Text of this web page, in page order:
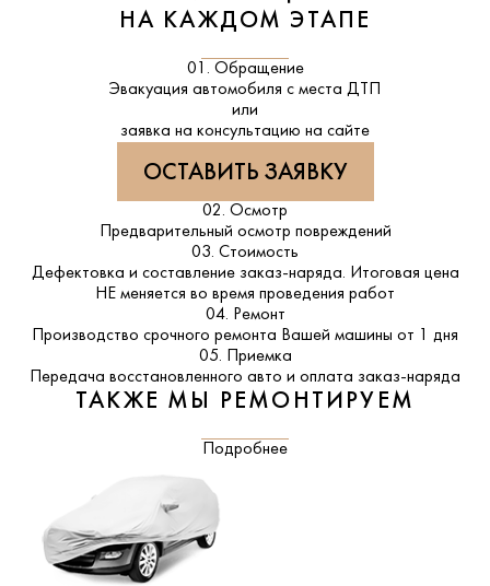
НА КАЖДОМ ЭТАПЕ
01. Обращение
Эвакуация автомобиля с места ДТП
или
заявка на консультацию на сайте
ОСТАВИТЬ ЗАЯВКУ
02. Осмотр
Предварительный осмотр повреждений
03. Стоимость
Дефектовка и составление заказ-наряда. Итоговая цена
НЕ меняется во время проведения работ
04. Ремонт
Производство срочного ремонта Вашей машины от 1 дня
05. Приемка
Передача восстановленного авто и оплата заказ-наряда
ТАКЖЕ МЫ РЕМОНТИРУЕМ
Подробнее